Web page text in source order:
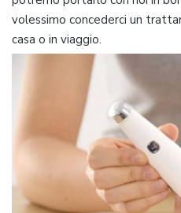
volessimo concederci un
casa o in viaggio.